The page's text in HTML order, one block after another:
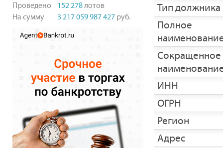
Проведено
152 278лотов
На сумму
3 217 059 987 427 руб.
Тип должника
Полное
Сокращенное
ИНН
ОГРН
Регион
Адрес